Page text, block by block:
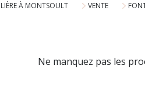
À MONTSOULT VENTE
Ne manquez pas les